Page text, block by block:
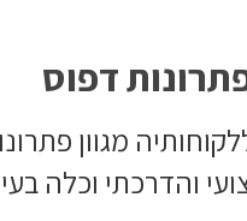
דפוס
מגוון
והדרכתי וכלה